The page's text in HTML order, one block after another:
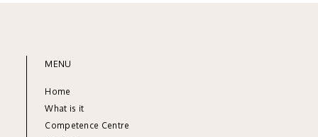
MENU
Home
What is it
Competence Centre